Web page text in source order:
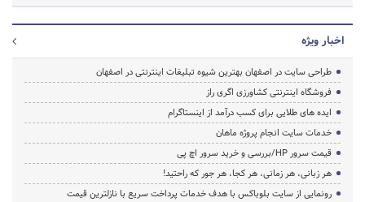
اخبار ویژه
طراحی سایت در اصفهان بهترین شیوه تبلیغات اینترنتی در اصفهان
فروشگاه اینترنتی کشاورزی اگری راز
ایده های طلایی برای کسب درآمد از اینستاگرام
خدمات سایت انجام پروژه ماهان
قیمت سرور HP/بررسی و خرید سرور اچ پی
هر زبانی، هر زمانی، هر کجا، هر جور که راحتید!
رونمایی از سایت بلوباکس با هدف خدمات پرداخت سریع با نازلترین قیمت